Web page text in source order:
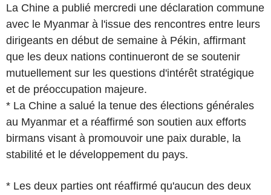
La Chine a publié mercredi une déclaration commune
avec le Myanmar à l'issue des rencontres entre leurs
dirigeants en début de semaine à Pékin, affirmant
que les deux nations continueront de se soutenir
mutuellement sur les questions d'intérêt stratégique
et de préoccupation majeure.
* La Chine a salué la tenue des élections générales
au Myanmar et a réaffirmé son soutien aux efforts
birmans visant à promouvoir une paix durable, la
stabilité et le développement du pays.
* Les deux parties ont réaffirmé qu'aucun des deux